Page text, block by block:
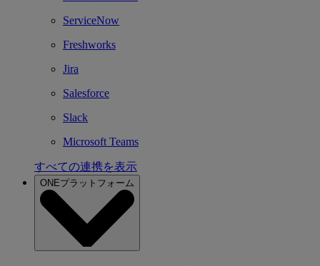
ServiceNow
Freshworks
Jira
Salesforce
Slack
Microsoft Teams
すべての連携を表示
ONEプラットフォーム